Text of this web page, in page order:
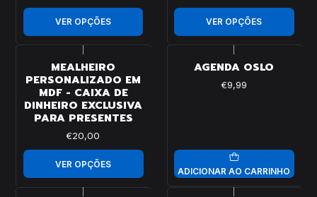
VER OPÇÕES VER OPÇÕES
MEALHEIRO
PERSONALIZADO EM
MDF - CAIXA DE
DINHEIRO EXCLUSIVA
PARA PRESENTES
€20,00
VER OPÇÕES
AGENDA OSLO
€9,99
ADICIONAR AO CARRINHO